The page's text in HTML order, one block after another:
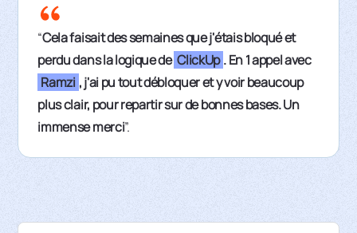
“Cela faisait des semaines que j'étais bloqué et
perdu dans la logique de ClickUp . En 1 appel avec
Ramzi , j'ai pu tout débloquer et y voir beaucoup
plus clair, pour repartir sur de bonnes bases. Un
immense merci”.